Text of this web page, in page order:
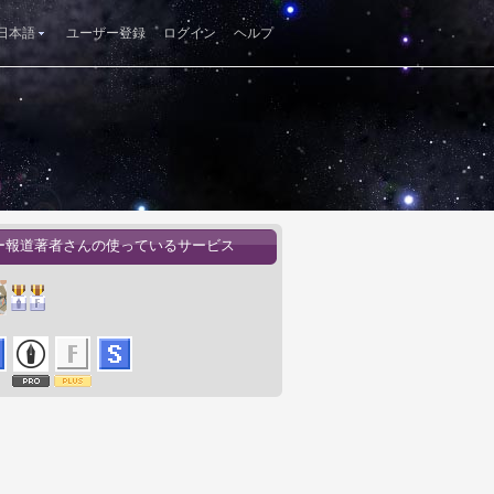
本語 ユーザー登録 ログイン ヘルプ
報道著者さんの使っているサービス